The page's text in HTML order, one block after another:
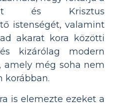
és Krisztus
istenségét, valamint
akarat kora közötti
kizárólag modern
amely még soha nem
korábban.
is elemezte ezeket a